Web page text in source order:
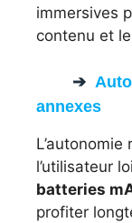
immersives
contenu et
annexes
l’utilisateur
batteries
profiter